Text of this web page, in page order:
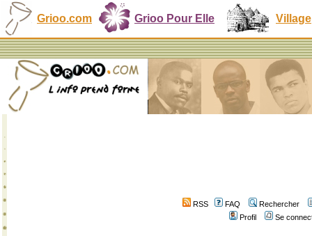
Grioo.com Grioo Pour Elle Village
RSS FAQ
Rechercher
Profil
Se